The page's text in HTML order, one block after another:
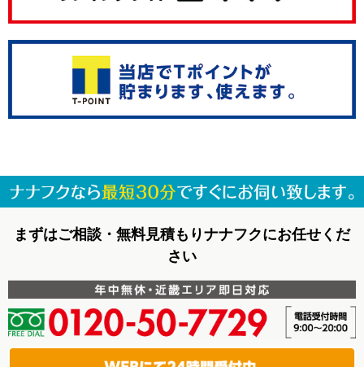
まずはご相談・無料見積もりナナフクにお任せくだ
さい